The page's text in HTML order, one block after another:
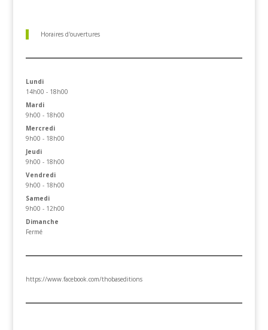
Horaires d'ouvertures
Lundi
14h00 - 18h00
Mardi
9h00 - 18h00
Mercredi
9h00 - 18h00
Jeudi
9h00 - 18h00
Vendredi
9h00 - 18h00
Samedi
9h00 - 12h00
Dimanche
Fermé
https://www.facebook.com/thobaseditions